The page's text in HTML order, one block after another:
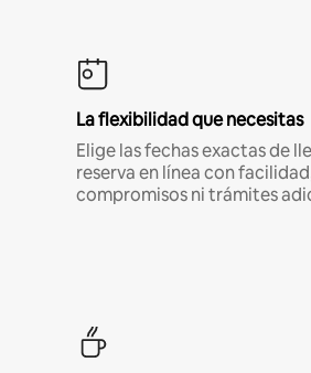
La flexibilidad que necesitas
Elige las fechas exactas de
reserva en línea con
compromisos ni trámites